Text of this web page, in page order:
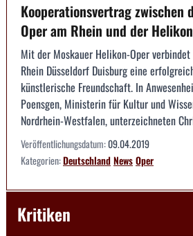
Kooperationsvertrag zwischen
Oper am Rhein und der
Mit der Moskauer Helikon-Oper
Rhein Düsseldorf Duisburg eine
künstlerische Freundschaft. In
Poensgen, Ministerin für Kultur und
Nordrhein-Westfalen, unterzeichneten
Veröffentlichungsdatum:09.04.2019
Kategorien:DeutschlandNewsOper
Kritiken